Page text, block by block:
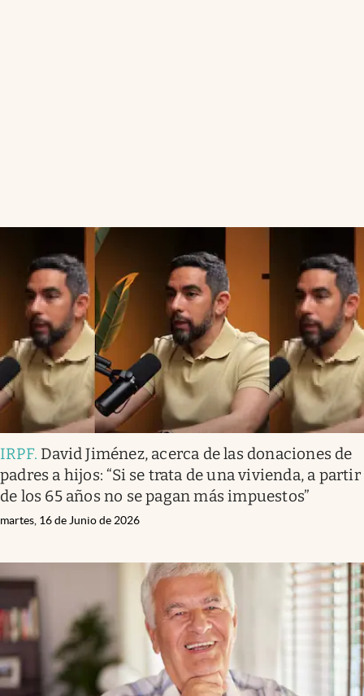
IRPF. David Jiménez, acerca de las donaciones de
padres a hijos: “Si se trata de una vivienda, a partir
de los 65 años no se pagan más impuestos”
martes, 16 de Junio de 2026